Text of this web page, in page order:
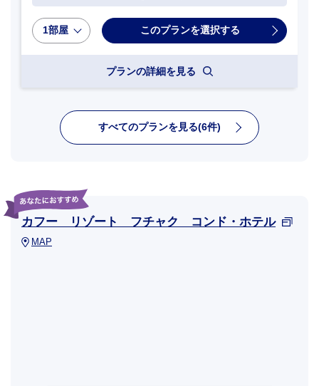
1部屋
プランの詳細を見る
すべてのプランを見る(6件)
カフー リゾート フチャク コンド・ホテル
MAP